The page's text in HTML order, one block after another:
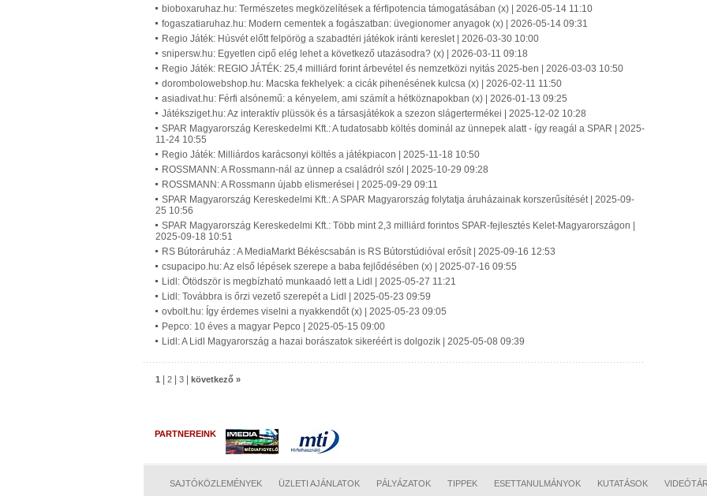
bioboxaruhaz.hu: Természetes megközelítések a férfipotencia támogatásában (x) | 2026-05-14 11:10
fogaszatiaruhaz.hu: Modern cementek a fogászatban: üvegionomer anyagok (x) | 2026-05-14 09:31
Regio Játék: Húsvét előtt felpörög a szabadtéri játékok iránti kereslet | 2026-03-30 10:00
snipersw.hu: Egyetlen cipő elég lehet a következő utazásodra? (x) | 2026-03-11 09:18
Regio Játék: REGIO JÁTÉK: 25,4 milliárd forint árbevétel és nemzetközi nyitás 2025-ben | 2026-03-03 10:50
dorombolowebshop.hu: Macska fekhelyek: a cicák pihenésének kulcsa (x) | 2026-02-11 11:50
asiadivat.hu: Férfi alsónemű: a kényelem, ami számít a hétköznapokban (x) | 2026-01-13 09:25
Játéksziget.hu: Az interaktív plüssök és a társasjátékok a szezon slágertermékei | 2025-12-02 10:28
SPAR Magyarország Kereskedelmi Kft.: A tudatosabb költés dominál az ünnepek alatt - így reagál a SPAR | 2025-
11-24 10:55
Regio Játék: Milliárdos karácsonyi költés a játékpiacon | 2025-11-18 10:50
ROSSMANN: A Rossmann-nál az ünnep a családról szól | 2025-10-29 09:28
ROSSMANN: A Rossmann újabb elismerései | 2025-09-29 09:11
SPAR Magyarország Kereskedelmi Kft.: A SPAR Magyarország folytatja áruházainak korszerűsítését | 2025-09-
25 10:56
SPAR Magyarország Kereskedelmi Kft.: Több mint 2,3 milliárd forintos SPAR-fejlesztés Kelet-Magyarországon |
2025-09-18 10:51
RS Bútoráruház : A MediaMarkt Békéscsabán is RS Bútorstúdióval erősít | 2025-09-16 12:53
csupacipo.hu: Az első lépések szerepe a baba fejlődésében (x) | 2025-07-16 09:55
Lidl: Ötödször is megbízható munkaadó lett a Lidl | 2025-05-27 11:21
Lidl: Továbbra is őrzi vezető szerepét a Lidl | 2025-05-23 09:59
ovbolt.hu: Így érdemes viselni a nyakkendőt (x) | 2025-05-23 09:05
Pepco: 10 éves a magyar Pepco | 2025-05-15 09:00
Lidl: A Lidl Magyarország a hazai borászatok sikeréért is dolgozik | 2025-05-08 09:39
1 2 3 következő »
PARTNEREINK
SAJTÓKÖZLEMÉNYEK ÜZLETI AJÁNLATOK PÁLYÁZATOK TIPPEK ESETTANULMÁNYOK KUTATÁSOK VIDEÓTÁR